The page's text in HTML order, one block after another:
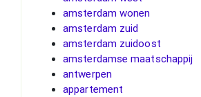
amsterdam wonen
amsterdam zuid
amsterdam zuidoost
amsterdamse maatschappij
antwerpen
appartement